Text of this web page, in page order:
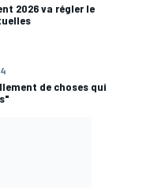
2026 va régler le
de choses qui